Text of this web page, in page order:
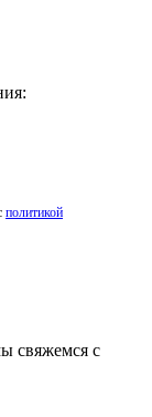
политикой
свяжемся с